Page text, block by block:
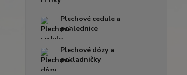
Plechové cedule a
pohlednice
Plechové dózy a
pokladničky